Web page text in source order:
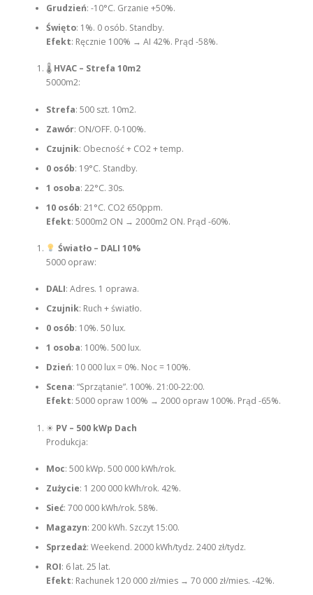
Grudzień: -10°C. Grzanie +50%.
Święto: 1%. 0 osób. Standby.
Efekt: Ręcznie 100% → AI 42%. Prąd -58%.
🌡 HVAC – Strefa 10m2
5000m2:
Strefa: 500 szt. 10m2.
Zawór: ON/OFF. 0-100%.
Czujnik: Obecność + CO2 + temp.
0 osób: 19°C. Standby.
1 osoba: 22°C. 30s.
10 osób: 21°C. CO2 650ppm.
Efekt: 5000m2 ON → 2000m2 ON. Prąd -60%.
Światło – DALI 10%
5000 opraw:
DALI: Adres. 1 oprawa.
Czujnik: Ruch + światło.
0 osób: 10%. 50 lux.
1 osoba: 100%. 500 lux.
Dzień: 10 000 lux = 0%. Noc = 100%.
Scena: “Sprzątanie”. 100%. 21:00-22:00.
Efekt: 5000 opraw 100% → 2000 opraw 100%. Prąd -65%.
☀ PV – 500 kWp Dach
Produkcja:
Moc: 500 kWp. 500 000 kWh/rok.
Zużycie: 1 200 000 kWh/rok. 42%.
Sieć: 700 000 kWh/rok. 58%.
Magazyn: 200 kWh. Szczyt 15:00.
Sprzedaż: Weekend. 2000 kWh/tydz. 2400 zł/tydz.
ROI: 6 lat. 25 lat.
Efekt: Rachunek 120 000 zł/mies → 70 000 zł/mies. -42%.